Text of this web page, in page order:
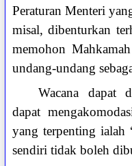
Peraturan Menteri
misal, dibenturkan
memohon
undang-undang
Wacana dapat
dapat
yang terpenting ialah
sendiri tidak boleh